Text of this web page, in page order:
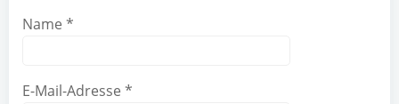
Name *
E-Mail-Adresse *